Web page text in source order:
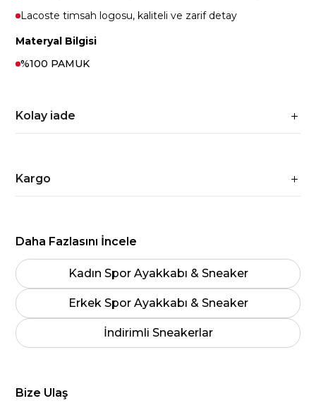
Lacoste timsah logosu, kaliteli ve zarif detay
Materyal Bilgisi
%100 PAMUK
Kolay iade
Kargo
Daha Fazlasını İncele
Kadın Spor Ayakkabı & Sneaker
Erkek Spor Ayakkabı & Sneaker
İndirimli Sneakerlar
Bize Ulaş